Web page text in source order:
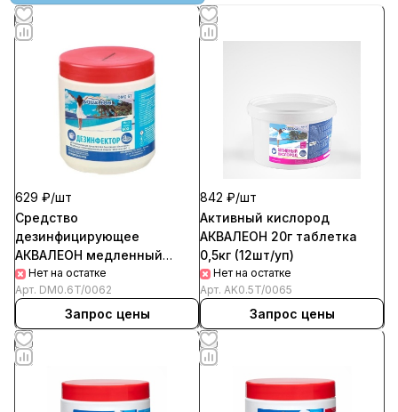
629 ₽/шт
Средство
дезинфицирующее
АКВАЛЕОН медленный
стабилизированный хлор
200г таблетка 0,6кг (12шт/
Нет на остатке
Арт. DM0.6T/0062
Запрос цены
842 ₽/шт
Активный кислород
АКВАЛЕОН 20г таблетка
0,5кг (12шт/уп)
Нет на остатке
Арт. AK0.5T/0065
Запрос цены